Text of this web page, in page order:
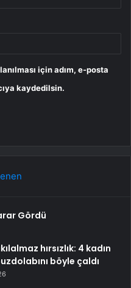
için adım, e-posta
kaydedilsin.
Gördü
hırsızlık: 4 kadın
böyle çaldı